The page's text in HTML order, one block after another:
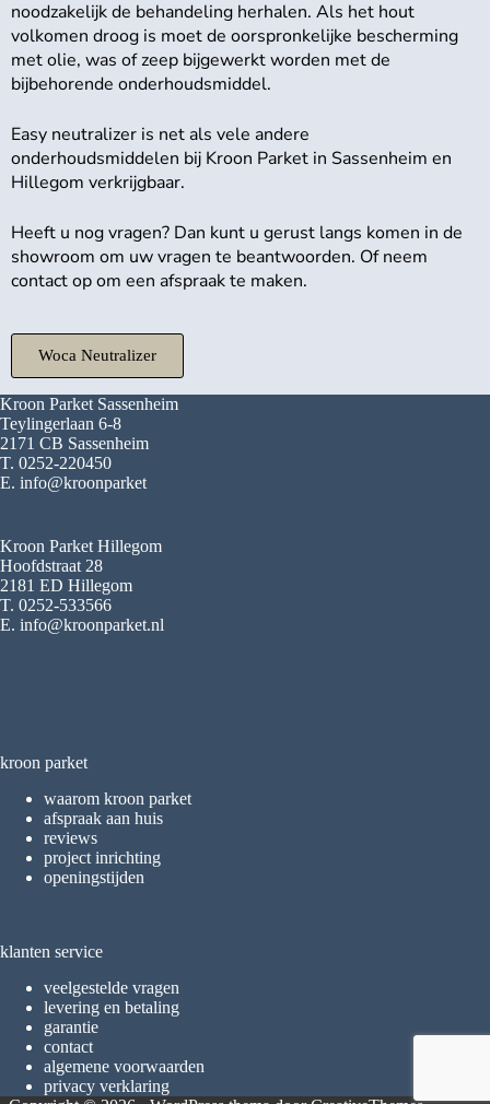
noodzakelijk de behandeling herhalen. Als het hout
volkomen droog is moet de oorspronkelijke bescherming
met olie, was of zeep bijgewerkt worden met de
bijbehorende onderhoudsmiddel.
Easy neutralizer is net als vele andere
onderhoudsmiddelen bij Kroon Parket in Sassenheim en
Hillegom verkrijgbaar.
Heeft u nog vragen? Dan kunt u gerust langs komen in de
showroom om uw vragen te beantwoorden. Of neem
contact op om een afspraak te maken.
Woca Neutralizer
Kroon Parket Sassenheim
Teylingerlaan 6-8
2171 CB Sassenheim
T. 0252-220450
E. info@kroonparket
Kroon Parket Hillegom
Hoofdstraat 28
2181 ED Hillegom
T. 0252-533566
E. info@kroonparket.nl
kroon parket
waarom kroon parket
afspraak aan huis
reviews
project inrichting
openingstijden
klanten service
veelgestelde vragen
levering en betaling
garantie
contact
algemene voorwaarden
privacy verklaring